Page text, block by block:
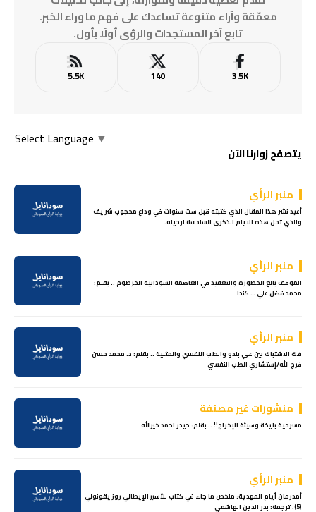
معمّقة وآراء متنوعة تساعدك على فهم ما وراء الخبر.
تابع آخر المستجدات والرؤى أولًا بأول.
3.5K
140
5.5K
Select Language ▼
يتصفح زوارنا الآن
منبر الرأي
أعيد نشر هذا المقال الذي كتبته قبل ست سنوات في وداع محجوب شريف
والذي تحل هذه الايام الذكرى السادسة لرحيله.
منبر الرأي
الموقف بالغ الخطورة والتعقيد في العاصمة السودانية الخرطوم .. بقلم:
محمد فضل علي … كندا
منبر الرأي
فك الاشتباك بين علي بلدو والطب النفسي والمثلية .. بقلم: د. محمد حسن
فرج الله/إستشاري الطب النفسي
منشورات غير مصنفة
مسرحية بايخة وسيئة الإخراج!! .. بقلم: حيدر احمد خيرالله
منبر الرأي
أمدرمان أيام المهدية: ملخص ما جاء في كتاب للأسير الإيطالي روزيقونولي
(5). ترجمة: بدر الدين الهاشمي